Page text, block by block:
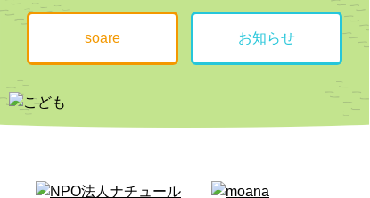
soare お知らせ